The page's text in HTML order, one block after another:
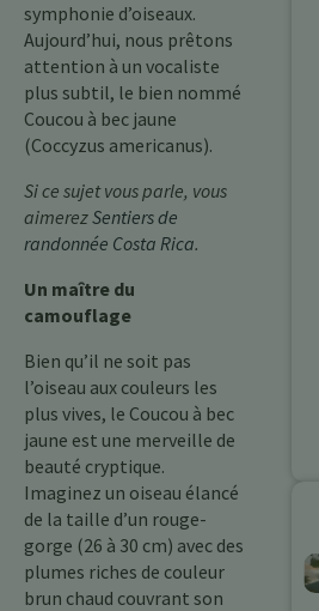
symphonie d’oiseaux.
Aujourd’hui, nous prêtons
attention à un vocaliste
plus subtil, le bien nommé
Coucou à bec jaune
(Coccyzus americanus).
Si ce sujet vous parle, vous
aimerezSentiers de
randonnée Costa Rica.
Un maître du
camouflage
Bien qu’il ne soit pas
l’oiseau aux couleurs les
plus vives, le Coucou à bec
jaune est une merveille de
beauté cryptique.
Imaginez un oiseau élancé
de la taille d’un rouge-
gorge (26 à 30 cm) avec des
plumes riches de couleur
brun chaud couvrant son